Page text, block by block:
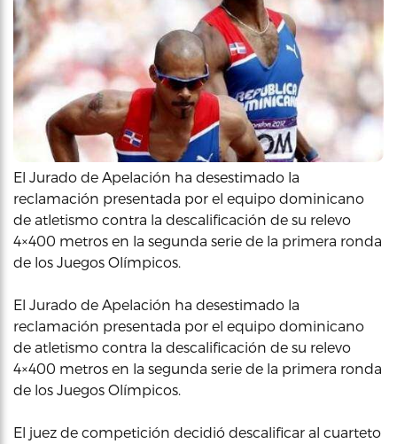
El Jurado de Apelación ha desestimado la
reclamación presentada por el equipo dominicano
de atletismo contra la descalificación de su relevo
4×400 metros en la segunda serie de la primera ronda
de los Juegos Olímpicos.
El Jurado de Apelación ha desestimado la
reclamación presentada por el equipo dominicano
de atletismo contra la descalificación de su relevo
4×400 metros en la segunda serie de la primera ronda
de los Juegos Olímpicos.
El juez de competición decidió descalificar al cuarteto